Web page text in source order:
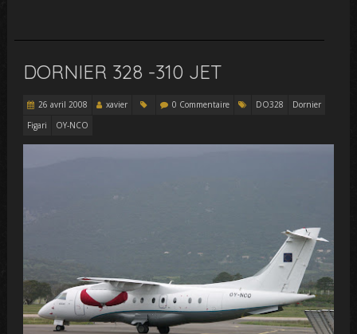
DORNIER 328 -310 JET
26 avril 2008 xavier 0 Commentaire DO328
Dornier
Figari
OY-NCO